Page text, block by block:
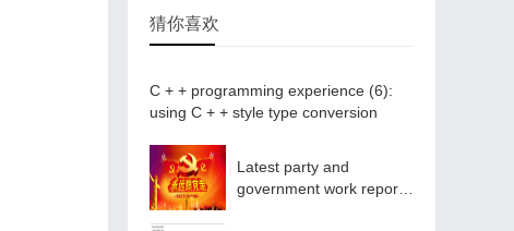
猜你喜欢
C + + programming experience (6):
using C + + style type conversion
Latest party and
government work report